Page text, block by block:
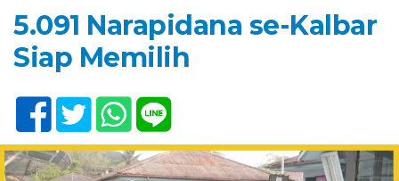
5.091 Narapidana se-Kalbar
Siap Memilih